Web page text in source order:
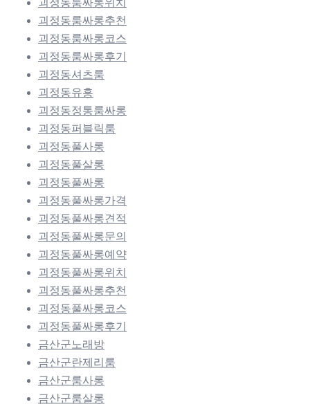
괴정동룸싸롱추천
괴정동룸싸롱코스
괴정동룸싸롱후기
괴정동셔츠룸
괴정동유흥
괴정동정통룸싸롱
괴정동퍼블릭룸
괴정동풀사롱
괴정동풀살롱
괴정동풀싸롱
괴정동풀싸롱가격
괴정동풀싸롱견적
괴정동풀싸롱문의
괴정동풀싸롱예약
괴정동풀싸롱위치
괴정동풀싸롱추천
괴정동풀싸롱코스
괴정동풀싸롱후기
금산군노래방
금산군란제리룸
금산군룸사롱
금산군룸살롱